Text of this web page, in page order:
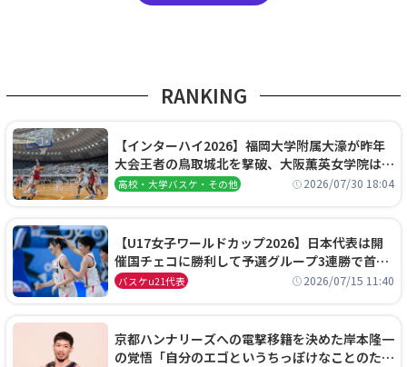
RANKING
【インターハイ2026】福岡大学附属大濠が昨年
大会王者の鳥取城北を撃破、大阪薫英女学院は岐
阜女子に完勝、大会3日目試合結果
高校・大学バスケ・その他 2026/07/30 18:04
【U17女子ワールドカップ2026】日本代表は開
催国チェコに勝利して予選グループ3連勝で首位
通過！準々決勝の相手はエジプトに決定
バスケu21代表 2026/07/15 11:40
京都ハンナリーズへの電撃移籍を決めた岸本隆一
の覚悟「自分のエゴというちっぽけなことのため